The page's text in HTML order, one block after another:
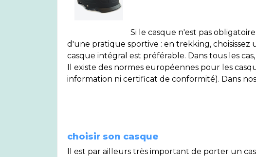
Si le casque n'est pas
d'une pratique sportive : en trekking,
casque intégral est préférable. Dans tous les
Il existe des normes européennes pour les
information ni certificat de conformité). Dans
choisir son casque
Il est par ailleurs très important de porter un